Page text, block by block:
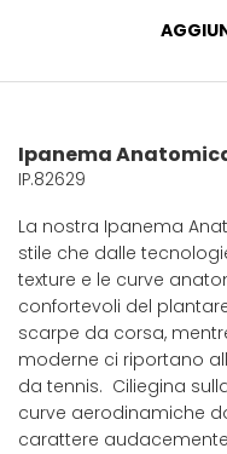
Ipanema
IP.82629
La nostra Ipanema
stile che dalle
texture e le curve
confortevoli del
scarpe da corsa,
moderne ci riportano
da tennis. Ciliegina
curve aerodinamiche
carattere